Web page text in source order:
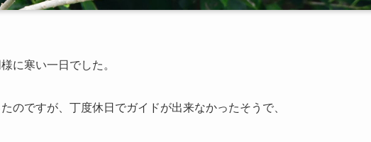
に寒い一日でした。
のですが、丁度休日でガイドが出来なかったそうで、